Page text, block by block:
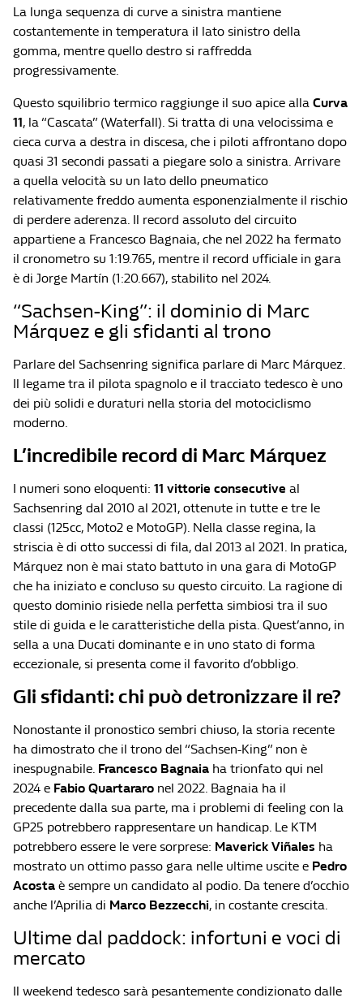
La lunga sequenza di curve a sinistra mantiene
costantemente in temperatura il lato sinistro della
gomma, mentre quello destro si raffredda
progressivamente.
Questo squilibrio termico raggiunge il suo apice alla Curva
11, la “Cascata” (Waterfall). Si tratta di una velocissima e
cieca curva a destra in discesa, che i piloti affrontano dopo
quasi 31 secondi passati a piegare solo a sinistra. Arrivare
a quella velocità su un lato dello pneumatico
relativamente freddo aumenta esponenzialmente il rischio
di perdere aderenza. Il record assoluto del circuito
appartiene a Francesco Bagnaia, che nel 2022 ha fermato
il cronometro su 1:19.765, mentre il record ufficiale in gara
è di Jorge Martín (1:20.667), stabilito nel 2024.
“Sachsen-King”: il dominio di Marc
Márquez e gli sfidanti al trono
Parlare del Sachsenring significa parlare di Marc Márquez.
Il legame tra il pilota spagnolo e il tracciato tedesco è uno
dei più solidi e duraturi nella storia del motociclismo
moderno.
L’incredibile record di Marc Márquez
I numeri sono eloquenti: 11 vittorie consecutive al
Sachsenring dal 2010 al 2021, ottenute in tutte e tre le
classi (125cc, Moto2 e MotoGP). Nella classe regina, la
striscia è di otto successi di fila, dal 2013 al 2021. In pratica,
Márquez non è mai stato battuto in una gara di MotoGP
che ha iniziato e concluso su questo circuito. La ragione di
questo dominio risiede nella perfetta simbiosi tra il suo
stile di guida e le caratteristiche della pista. Quest’anno, in
sella a una Ducati dominante e in uno stato di forma
eccezionale, si presenta come il favorito d’obbligo.
Gli sfidanti: chi può detronizzare il re?
Nonostante il pronostico sembri chiuso, la storia recente
ha dimostrato che il trono del “Sachsen-King” non è
inespugnabile. Francesco Bagnaia ha trionfato qui nel
2024 e Fabio Quartararo nel 2022. Bagnaia ha il
precedente dalla sua parte, ma i problemi di feeling con la
GP25 potrebbero rappresentare un handicap. Le KTM
potrebbero essere le vere sorprese: Maverick Viñales ha
mostrato un ottimo passo gara nelle ultime uscite e Pedro
Acosta è sempre un candidato al podio. Da tenere d’occhio
anche l’Aprilia di Marco Bezzecchi, in costante crescita.
Ultime dal paddock: infortuni e voci di
mercato
Il weekend tedesco sarà pesantemente condizionato dalle